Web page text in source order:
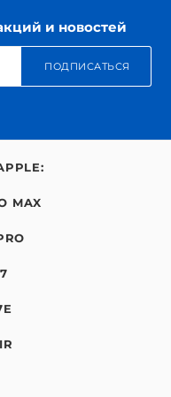
и новостей
ПОДПИСАТЬСЯ
MAX